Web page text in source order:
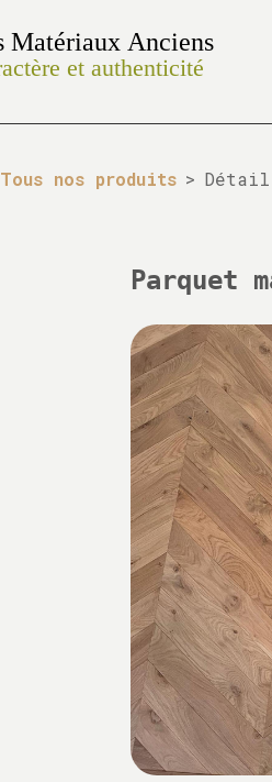
Tous nos produits > Détail
Parquet